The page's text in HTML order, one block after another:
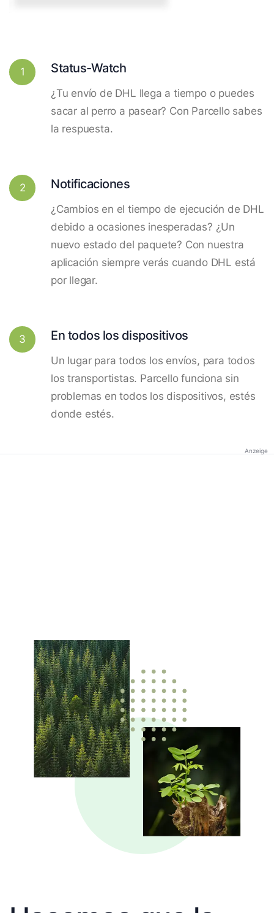
1 Status-Watch
¿Tu envío de DHL llega a tiempo o puedes
sacar al perro a pasear? Con Parcello sabes
la respuesta.
2 Notificaciones
¿Cambios en el tiempo de ejecución de DHL
debido a ocasiones inesperadas? ¿Un
nuevo estado del paquete? Con nuestra
aplicación siempre verás cuando DHL está
por llegar.
3 En todos los dispositivos
Un lugar para todos los envíos, para todos
los transportistas. Parcello funciona sin
problemas en todos los dispositivos, estés
donde estés.
Anzeige